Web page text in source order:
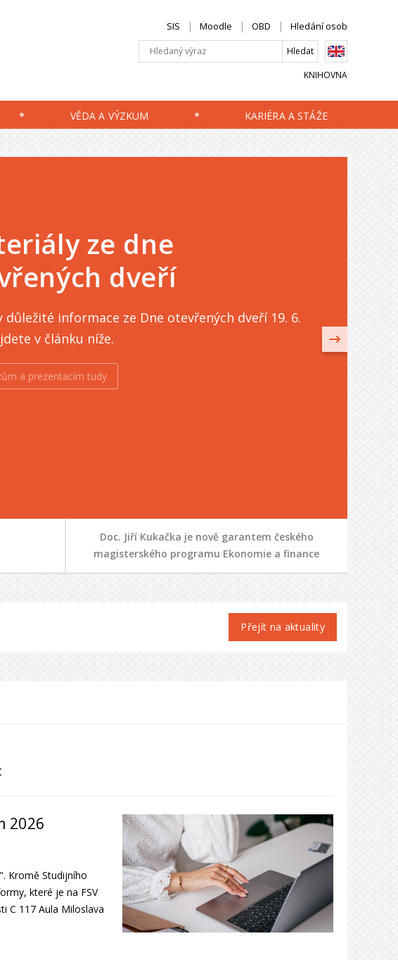
SIS Moodle OBD Hledání osob
KNIHOVNA
VĚDA A VÝZKUM KARIÉRA A STÁŽE
ze dne
dveří
důležité informace ze Dne otevřených dveří 19. 6.
v článku níže.
a prezentacím tudy
Doc. Jiří Kukačka je nově garantem českého
magisterského programu Ekonomie a finance
Přejít na aktuality
2026
Kromě Studijního
které je na FSV
C 117 Aula Miloslava